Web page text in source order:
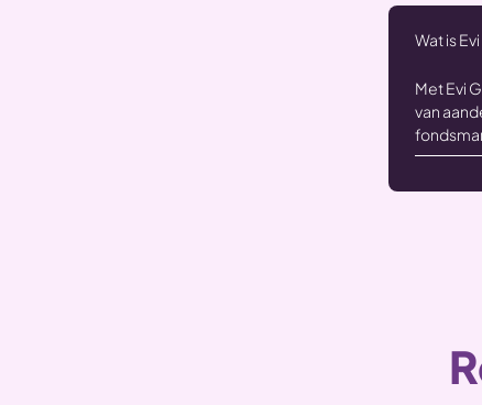
Wat is
Met Evi
van